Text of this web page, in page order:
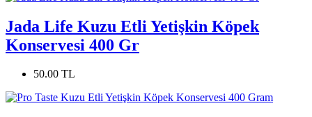
Jada Life Kuzu Etli Yetişkin Köpek
Konservesi 400 Gr
50.00 TL